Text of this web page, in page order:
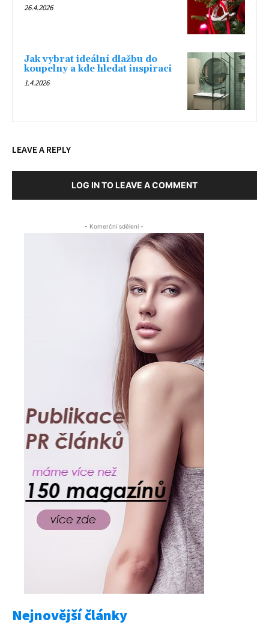
26.4.2026
Jak vybrat ideální dlažbu do
koupelny a kde hledat inspiraci
1.4.2026
LEAVE A REPLY
LOG IN TO LEAVE A COMMENT
- Komerční sdělení -
Nejnovější články